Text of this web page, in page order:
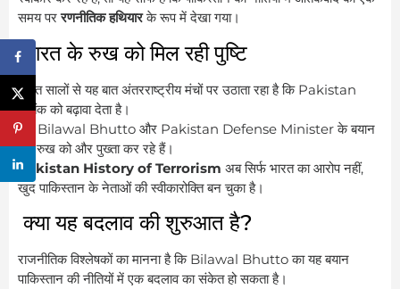
समय पररणनीतिक हथियारके रूप में देखा गया।
भारत के रुख को मिल रही पुष्टि
भारत सालों से यह बात अंतरराष्ट्रीय मंचों पर उठाता रहा है कि Pakistan
आतंक को बढ़ावा देता है।
अब Bilawal Bhutto और Pakistan Defense Minister के बयान
इस रुख को और पुख्ता कर रहे हैं।
Pakistan History of Terrorism अब सिर्फ भारत का आरोप नहीं,
खुद पाकिस्तान के नेताओं की स्वीकारोक्ति बन चुका है।
क्या यह बदलाव की शुरुआत है?
राजनीतिक विश्लेषकों का मानना है कि Bilawal Bhutto का यह बयान
पाकिस्तान की नीतियों में एक बदलाव का संकेत हो सकता है।